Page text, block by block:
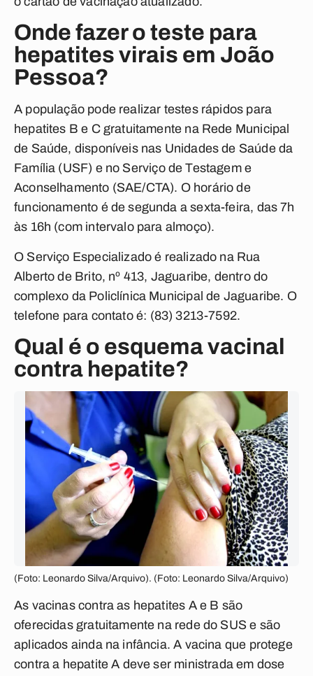
Onde fazer o teste para
hepatites virais em João
Pessoa?
A população pode realizar testes rápidos para
hepatites B e C gratuitamente na Rede Municipal
de Saúde, disponíveis nas Unidades de Saúde da
Família (USF) e no Serviço de Testagem e
Aconselhamento (SAE/CTA). O horáriode
funcionamento é de segunda a sexta-feira, das 7h
às 16h (com intervalo para almoço).
O Serviço Especializado é realizado na Rua
Alberto de Brito, nº 413, Jaguaribe, dentro do
complexo da Policlínica Municipal de Jaguaribe. O
telefone para contato é: (83) 3213-7592.
Qual é o esquema vacinal
contra hepatite?
(Foto: Leonardo Silva/Arquivo). (Foto: Leonardo Silva/Arquivo)
As vacinas contra as hepatites A e B são
oferecidas gratuitamente na rede do SUS e são
aplicados ainda na infância. A vacina que protege
contra a hepatite A deve ser ministrada em dose